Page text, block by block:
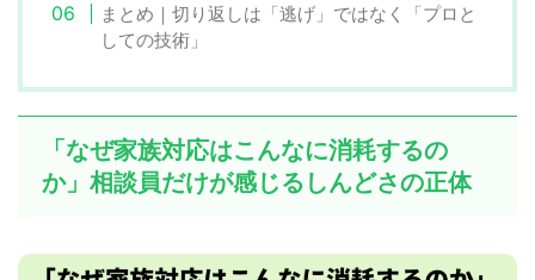
まとめ｜切り返しは「逃げ」ではなく「プロと
しての技術」
「なぜ家族対応はこんなに消耗するの
か」相談員だけが感じるしんどさの正体